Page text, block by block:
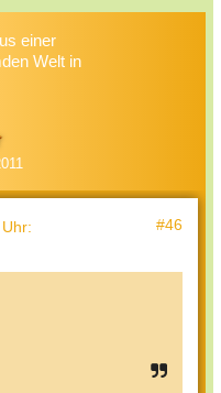
einer
Welt in
: #46